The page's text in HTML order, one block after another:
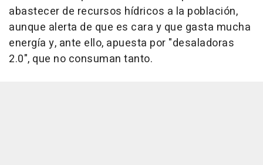
abastecer de recursos hídricos a la población,
aunque alerta de que es cara y que gasta mucha
energía y, ante ello, apuesta por "desaladoras
2.0", que no consuman tanto.